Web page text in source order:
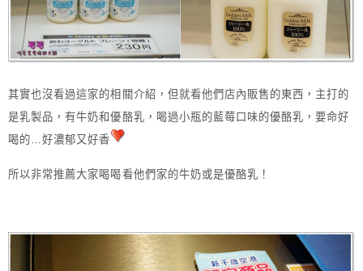
其實也沒看過這家的相關介紹，但就看他們店內販售的東西，主打的
是乳製品，有牛奶和優酪乳，喝過小瓶的藍莓口味的優酪乳，要命好
喝的…好濃郁又好香
所以非常推薦大家喝喝看他們家的牛奶或是優酪乳！